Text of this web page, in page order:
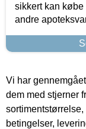
sikkert kan
andre
Vi har
dem med stjerner
betingelser,